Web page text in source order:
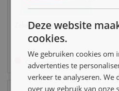
Zekeringsring voor as d25
Op aanvraag
Deze website
cookies.
We gebruiken cookies om
advertenties te
verkeer te analyseren.
over uw gebruik van onze